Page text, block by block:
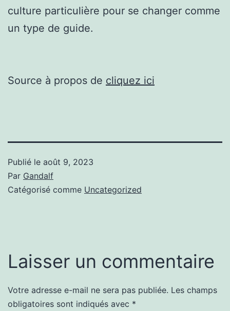
culture particulière pour se changer comme
un type de guide.
Source à propos de cliquez ici
Publié le août 9, 2023
Par Gandalf
Catégorisé comme Uncategorized
Laisser un commentaire
Votre adresse e-mail ne sera pas publiée. Les champs
obligatoires sont indiqués avec *